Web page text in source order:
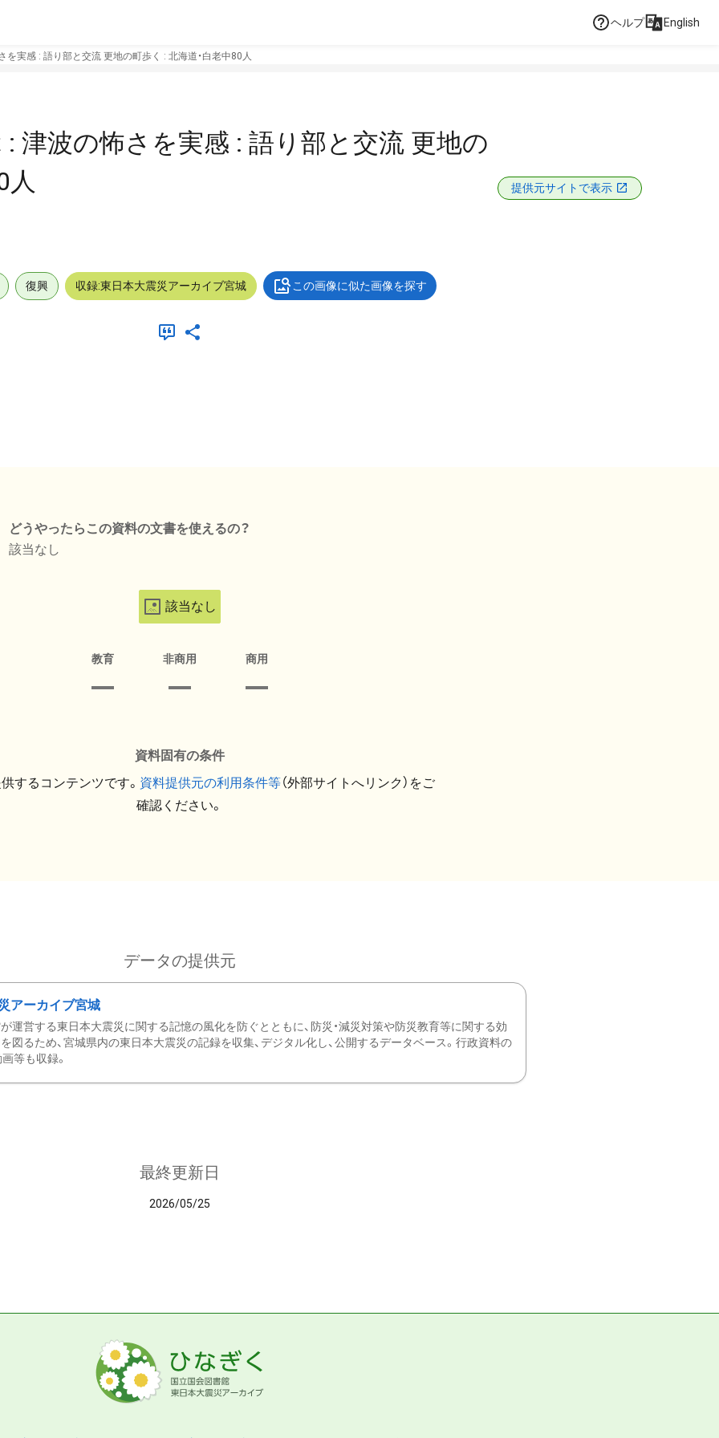
ヘルプ English
実感 : 語り部と交流 更地の町歩く : 北海道・白老中80人
津波の怖さを実感 : 語り部と交流 更地の
人
提供元サイトで表示
復興 収録:東日本大震災アーカイブ宮城 この画像に似た画像を探す
どうやったらこの資料の文書を使えるの？
該当なし
該当なし
教育 非商用 商用
資料固有の条件
するコンテンツです。 資料提供元の利用条件等（外部サイトへリンク）をご
確認ください。
データの提供元
アーカイブ宮城
運営する東日本大震災に関する記憶の風化を防ぐとともに、防災・減災対策や防災教育等に関する効
図るため、宮城県内の東日本大震災の記録を収集、デジタル化し、公開するデータベース。行政資料の
等も収録。
最終更新日
2026/05/25